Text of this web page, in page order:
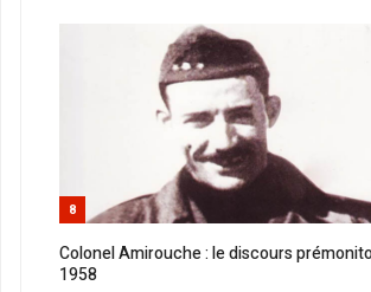
8
Colonel Amirouche : le discours
1958